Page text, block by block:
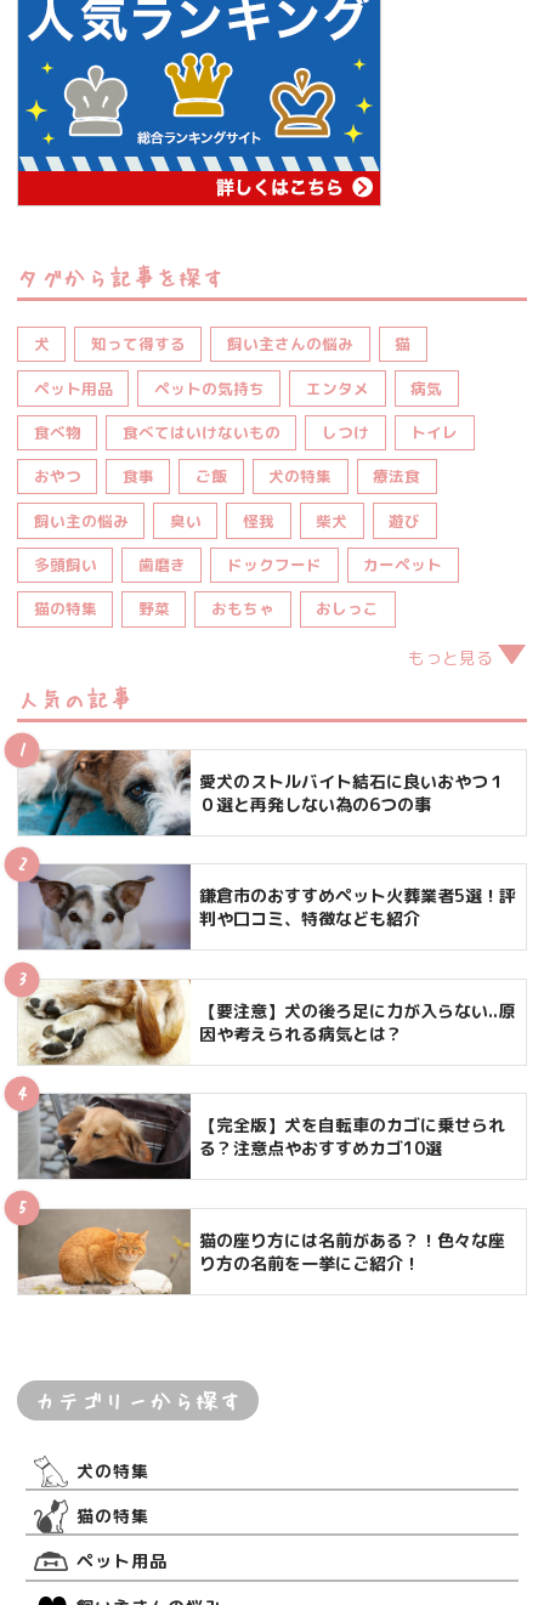
タグから記事を探す
犬 知って得する 飼い主さんの悩み 猫
ペット用品 ペットの気持ち エンタメ 病気
食べ物 食べてはいけないもの しつけ トイレ
おやつ 食事 ご飯 犬の特集 療法食
飼い主の悩み 臭い 怪我 柴犬 遊び
多頭飼い 歯磨き ドックフード カーペット
猫の特集 野菜 おもちゃ おしっこ
もっと見る
人気の記事
愛犬のストルバイト結石に良いおやつ１
０選と再発しない為の6つの事
鎌倉市のおすすめペット火葬業者5選！評
判や口コミ、特徴なども紹介
【要注意】犬の後ろ足に力が入らない..原
因や考えられる病気とは？
【完全版】犬を自転車のカゴに乗せられ
る？注意点やおすすめカゴ10選
猫の座り方には名前がある？！色々な座
り方の名前を一挙にご紹介！
カテゴリーから探す
犬の特集
猫の特集
ペット用品